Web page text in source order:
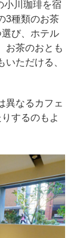
川珈琲を宿
3種類のお茶
選び、ホテル
お茶のおとも
ただける、
異なるカフェ
するのもよ